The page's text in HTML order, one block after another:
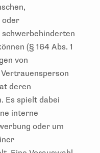
oder
(§ 164 Abs. 1
von
deren
Es spielt dabei
interne
oder um